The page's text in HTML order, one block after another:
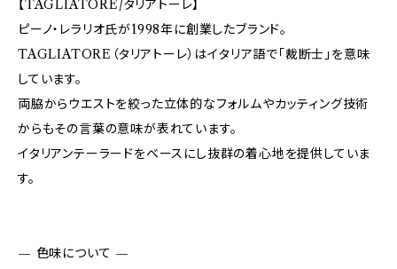
【TAGLIATORE/タリアトーレ】
ピーノ・レラリオ氏が1998年に創業したブランド。
TAGLIATORE（タリアトーレ）はイタリア語で「裁断士」を意味
しています。
両脇からウエストを絞った立体的なフォルムやカッティング技術
からもその言葉の意味が表れています。
イタリアンテーラードをベースにし抜群の着心地を提供していま
す。
— 色味について —